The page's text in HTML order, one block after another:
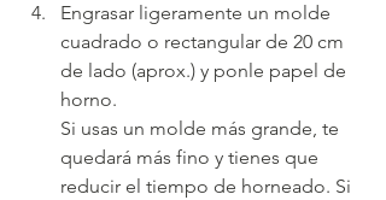
Engrasar ligeramente un molde
cuadrado o rectangular de 20 cm
de lado (aprox.) y ponle papel de
horno.
Si usas un molde más grande, te
quedará más fino y tienes que
reducir el tiempo de horneado. Si